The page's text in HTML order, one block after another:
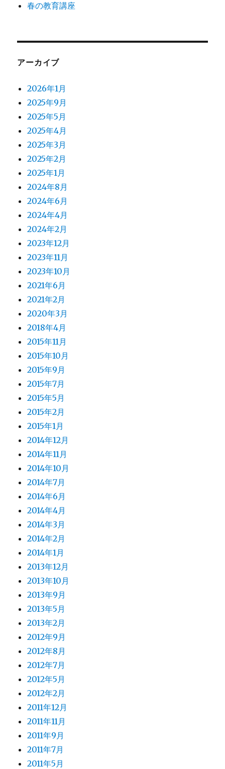
春の教育講座
アーカイブ
2026年1月
2025年9月
2025年5月
2025年4月
2025年3月
2025年2月
2025年1月
2024年8月
2024年6月
2024年4月
2024年2月
2023年12月
2023年11月
2023年10月
2021年6月
2021年2月
2020年3月
2018年4月
2015年11月
2015年10月
2015年9月
2015年7月
2015年5月
2015年2月
2015年1月
2014年12月
2014年11月
2014年10月
2014年7月
2014年6月
2014年4月
2014年3月
2014年2月
2014年1月
2013年12月
2013年10月
2013年9月
2013年5月
2013年2月
2012年9月
2012年8月
2012年7月
2012年5月
2012年2月
2011年12月
2011年11月
2011年9月
2011年7月
2011年5月